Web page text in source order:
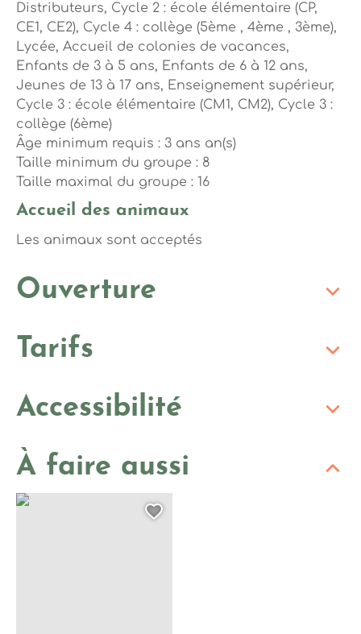
Distributeurs, Cycle 2 : école élémentaire (CP,
CE1, CE2), Cycle 4 : collège (5ème , 4ème , 3ème),
Lycée, Accueil de colonies de vacances,
Enfants de 3 à 5 ans, Enfants de 6 à 12 ans,
Jeunes de 13 à 17 ans, Enseignement supérieur,
Cycle 3 : école élémentaire (CM1, CM2), Cycle 3 :
collège (6ème)
Âge minimum requis : 3 ans an(s)
Taille minimum du groupe : 8
Taille maximal du groupe : 16
Accueil des animaux
Les animaux sont acceptés
Ouverture
Tarifs
Accessibilité
À faire aussi
Canoë Famille en matinée – dès 3 ans avec Kayacorde, ©
Ajouter cette page au